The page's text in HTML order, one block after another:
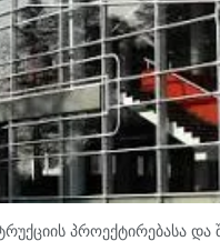
პროექტირებასა და